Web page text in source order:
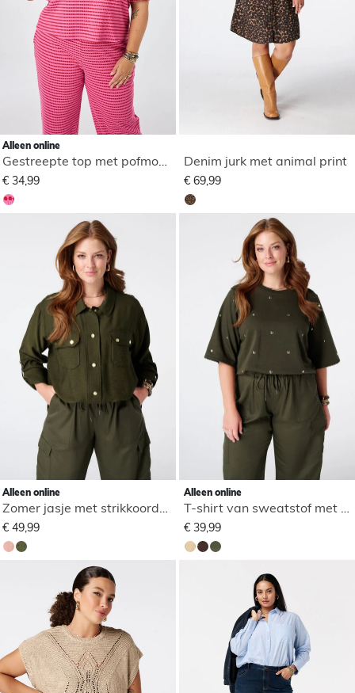
Alleen online
Gestreepte top met pofmouwen
€ 34,99
Denim jurk met animal print
€ 69,99
Alleen online
€ 49,99
Alleen online
€ 39,99